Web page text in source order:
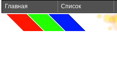
Главная Список